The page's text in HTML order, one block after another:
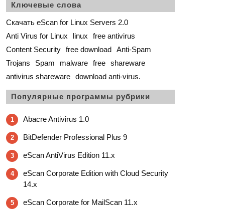
Ключевые слова
Скачать eScan for Linux Servers 2.0
Anti Virus for Linux
linux
free antivirus
Content Security free download Anti-Spam
Trojans
Spam malware free shareware
antivirus shareware download anti-virus.
Популярные программы рубрики
1 Abacre Antivirus 1.0
2 BitDefender Professional Plus 9
3 eScan AntiVirus Edition 11.x
4
eScan Corporate Edition with Cloud Security
14.x
5 eScan Corporate for MailScan 11.x